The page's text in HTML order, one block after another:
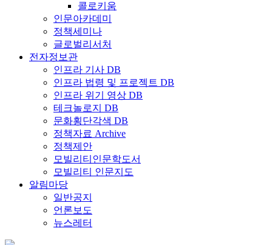
콜로키움
인문아카데미
정책세미나
글로벌리서처
전자정보관
인프라 기사 DB
인프라 법령 및 프로젝트 DB
인프라 위기 영상 DB
테크놀로지 DB
문화횡단각색 DB
정책자료 Archive
정책제안
모빌리티인문학도서
모빌리티 인문지도
알림마당
일반공지
언론보도
뉴스레터